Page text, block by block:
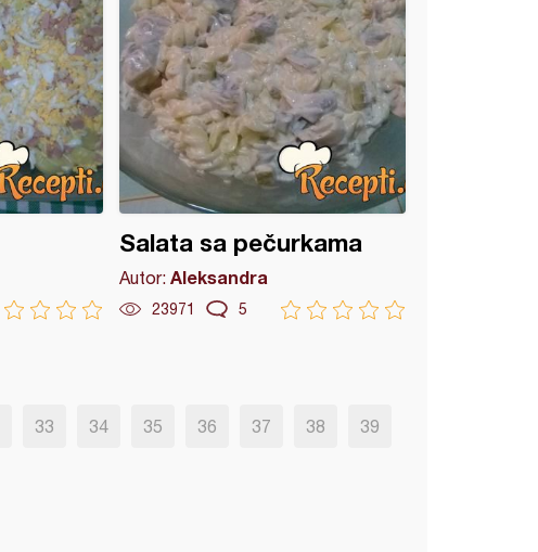
Salata sa pečurkama
Autor:Aleksandra
23971 5
33 34 35 36 37 38 39